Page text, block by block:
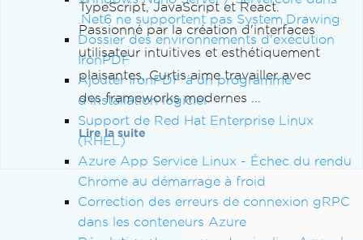
.Net6 ne supportent pas System.Drawing
Dossier des environnements d'exécution
IronPDF
Ajouter IronPDF à un programme
d'installation logiciel
Support de Red Hat Enterprise Linux
(RHEL)
Azure App Service Linux - Échec du rendu
Chrome au démarrage à froid
Correction des erreurs de connexion gRPC
dans les conteneurs Azure
TypeScript, JavaScript et React.
Passionné par la création d'interfaces
utilisateur intuitives et esthétiquement
plaisantes, Curtis aime travailler avec
des frameworks modernes ...
Lire la suite